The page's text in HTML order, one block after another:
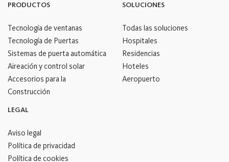
PRODUCTOS
Tecnología de ventanas
Tecnología de Puertas
Sistemas de puerta automática
Aireación y control solar
Accesorios para la
Construcción
SOLUCIONES
Todas las soluciones
Hospitales
Residencias
Hoteles
Aeropuerto
LEGAL
Aviso legal
Política de privacidad
Política de cookies